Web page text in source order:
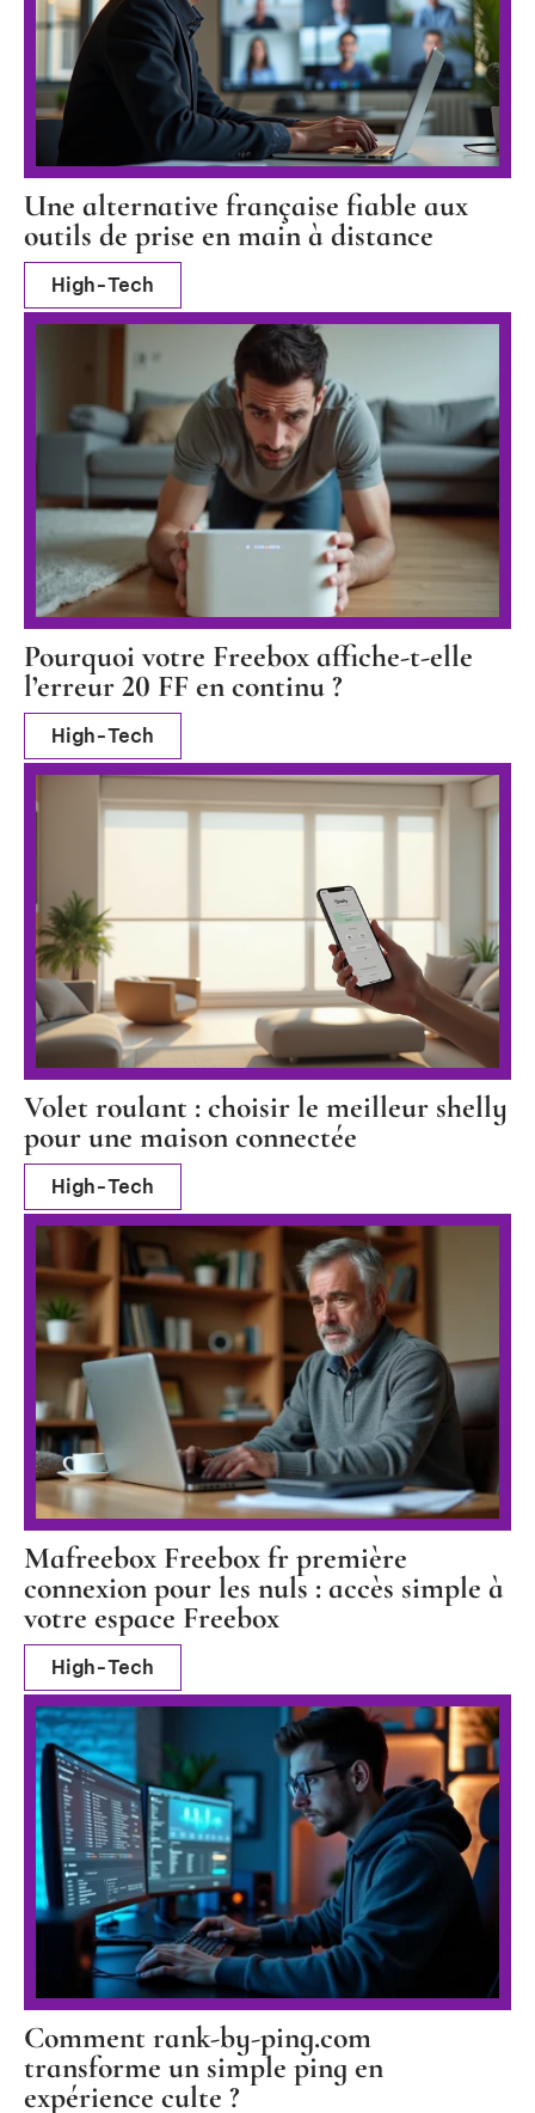
Une alternative française fiable aux
outils de prise en main à distance
High-Tech
Pourquoi votre Freebox affiche-t-elle
l’erreur 20 FF en continu ?
High-Tech
Volet roulant : choisir le meilleur shelly
pour une maison connectée
High-Tech
Mafreebox Freebox fr première
connexion pour les nuls : accès simple à
votre espace Freebox
High-Tech
Comment rank-by-ping.com
transforme un simple ping en
expérience culte ?